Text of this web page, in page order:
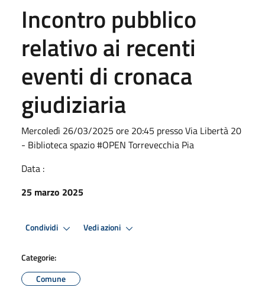
Incontro pubblico
relativo ai recenti
eventi di cronaca
giudiziaria
Mercoledì 26/03/2025 ore 20:45 presso Via Libertà 20
- Biblioteca spazio #OPEN Torrevecchia Pia
Data :
25 marzo 2025
Condividi Vedi azioni
Categorie:
Comune